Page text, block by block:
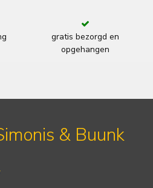
gratis bezorgd en
opgehangen
& Buunk